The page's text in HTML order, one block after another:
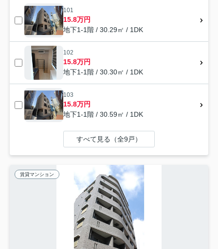
101
15.8万円
地下1-1階 / 30.29㎡ / 1DK
102
15.8万円
地下1-1階 / 30.30㎡ / 1DK
103
15.8万円
地下1-1階 / 30.59㎡ / 1DK
すべて見る（全9戸）
賃貸マンション